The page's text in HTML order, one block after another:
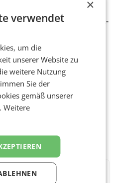
er 2019 eine eigene
Fokus auf Social Media-
Online-Werbung
“Ich freue mich, als
verschiedenste
und kreativ
unseren Kunden eine
Social-Media-Präsenz
abgestimmt auf die
gängigen Plattformen”,
×
verwendet
um die
unserer Website zu
weitere Nutzung
Sie der
gemäß unserer
Weitere